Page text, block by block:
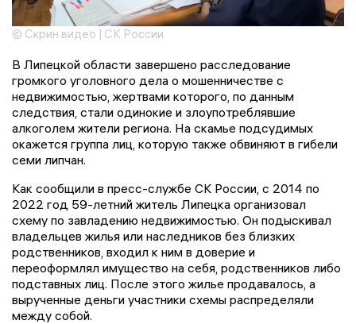
© Скрин видео | СК России
В Липецкой области завершено расследование
громкого уголовного дела о мошенничестве с
недвижимостью, жертвами которого, по данным
следствия, стали одинокие и злоупотреблявшие
алкоголем жители региона. На скамье подсудимых
окажется группа лиц, которую также обвиняют в гибели
семи липчан.
Как сообщили в пресс-службе СК России, с 2014 по
2022 год 59-летний житель Липецка организовал
схему по завладению недвижимостью. Он подыскивал
владельцев жилья или наследников без близких
родственников, входил к ним в доверие и
переоформлял имущество на себя, родственников либо
подставных лиц. После этого жилье продавалось, а
вырученные деньги участники схемы распределяли
между собой.